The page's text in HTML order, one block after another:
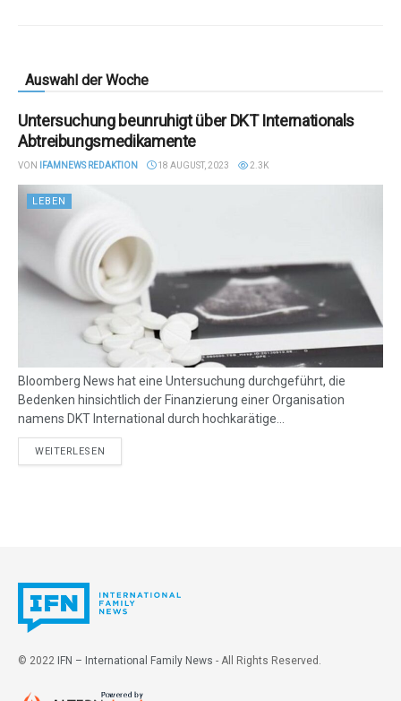
Auswahl der Woche
Untersuchung beunruhigt über DKT Internationals
Abtreibungsmedikamente
VON IFAMNEWS REDAKTION 18 AUGUST, 2023 2.3K
LEBEN
Bloomberg News hat eine Untersuchung durchgeführt, die
Bedenken hinsichtlich der Finanzierung einer Organisation
namens DKT International durch hochkarätige...
WEITERLESEN
© 2022 IFN – International Family News - All Rights Reserved.